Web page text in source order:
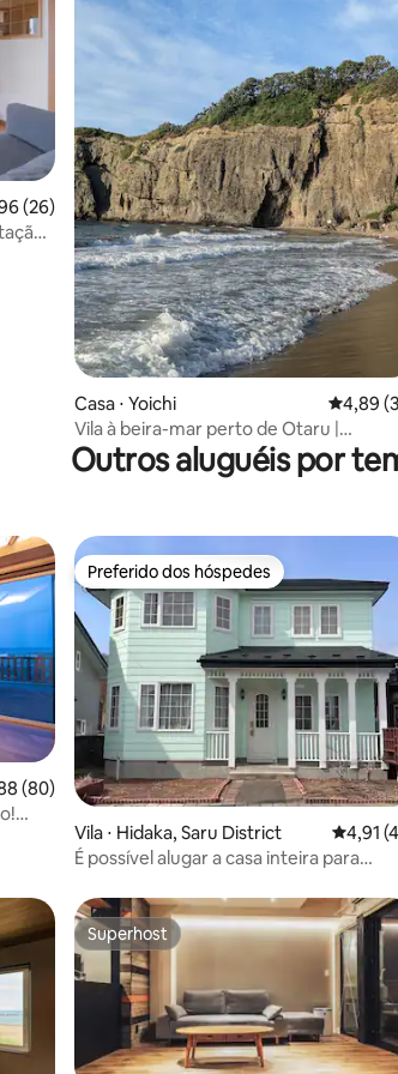
de uma avaliação média de 5, 26 avaliações
(26)
Casa ⋅ Yoichi 4,89 de
4,89
Vila à beira-mar perto de Otaru |
Experiência local
Outros aluguéis por
de uma avaliação média de 5, 80 avaliações
(80)
Preferido dos hóspedes
Preferido dos hóspedes
Vila ⋅ Hidaka, Saru District 4,91 de
4,91
É possível alugar a casa inteira para
Superhost
Superhost